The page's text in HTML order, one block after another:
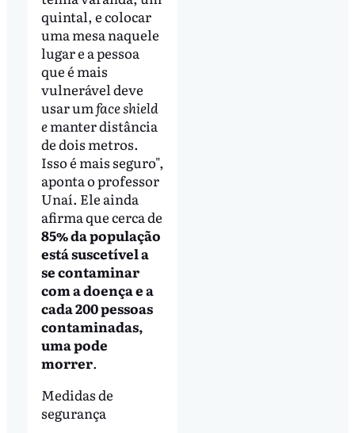
quintal, e colocar
uma mesa naquele
lugar e a pessoa
que é mais
vulnerável deve
usar umface shield
emanter distância
de dois metros.
Isso é mais seguro",
aponta o professor
Unaí. Ele ainda
afirma que cerca de
85% da população
está suscetível a
se contaminar
com a doença e a
cada 200 pessoas
contaminadas,
uma pode
morrer.
Medidas de
segurança